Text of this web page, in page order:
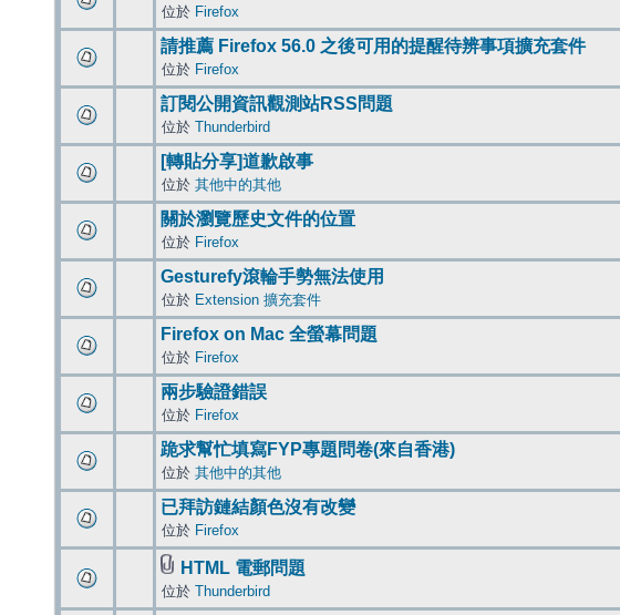
位於 Firefox
請推薦 Firefox 56.0 之後可用的提醒待辨事項擴充套件
位於 Firefox
訂閱公開資訊觀測站RSS問題
位於 Thunderbird
[轉貼分享]道歉啟事
位於 其他中的其他
關於瀏覽歷史文件的位置
位於 Firefox
Gesturefy滾輪手勢無法使用
位於 Extension 擴充套件
Firefox on Mac 全螢幕問題
位於 Firefox
兩步驗證錯誤
位於 Firefox
跪求幫忙填寫FYP專題問卷(來自香港)
位於 其他中的其他
已拜訪鏈結顏色沒有改變
位於 Firefox
HTML 電郵問題
位於 Thunderbird